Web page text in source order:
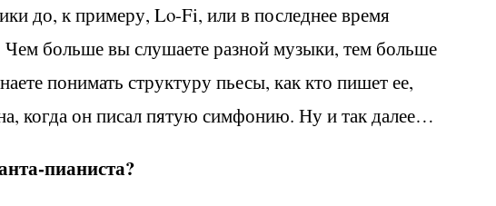
до, к примеру, Lo-Fi, или в последнее время
Чем больше вы слушаете разной музыки, тем больше
понимать структуру пьесы, как кто пишет ее,
когда он писал пятую симфонию. Ну и так далее…
пианиста?